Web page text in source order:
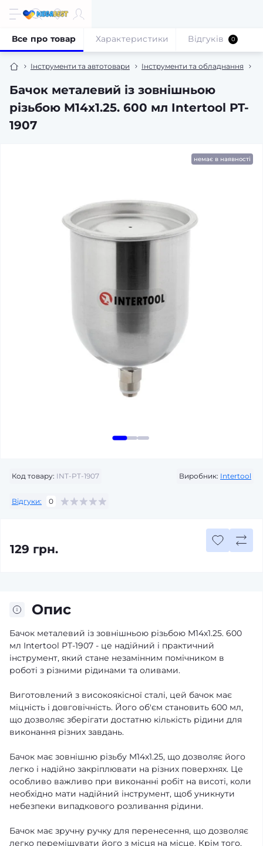
Інструменти та автотовари Інструменти та обладнання
Бачок металевий із зовнішньою
різьбою M14x1.25. 600 мл Intertool PT-
1907
Все про товар Характеристики Відгуків 0
немає в наявності
Код товару: INT-PT-1907 Виробник: Intertool
Відгуки: 0
129 грн.
Опис
Бачок металевий із зовнішньою різьбою M14x1.25. 600
мл Intertool PT-1907 - це надійний і практичний
інструмент, який стане незамінним помічником в
роботі з різними рідинами та оливами.
Виготовлений з високоякісної сталі, цей бачок має
міцність і довговічність. Його об'єм становить 600 мл,
що дозволяє зберігати достатню кількість рідини для
виконання різних завдань.
Бачок має зовнішню різьбу M14x1.25, що дозволяє його
легко і надійно закріплювати на різних поверхнях. Це
особливо важливо при виконанні робіт на висоті, коли
необхідно мати надійний інструмент, щоб уникнути
небезпеки випадкового розливання рідини.
Бачок має зручну ручку для перенесення, що дозволяє
легко переміщувати його з місця на місце. Крім того,